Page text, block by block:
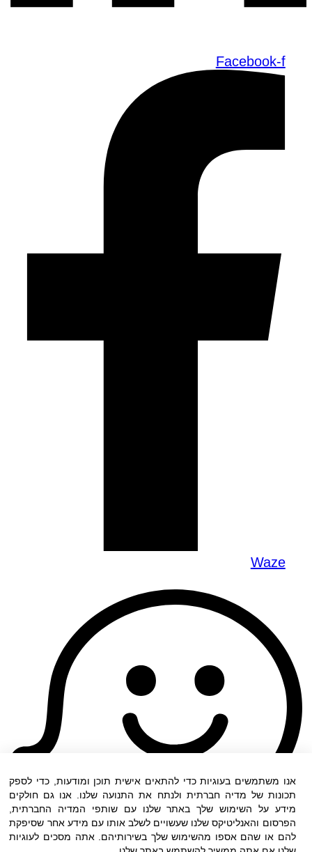
Facebook-f
Waze
אנו משתמשים בעוגיות כדי להתאים אישית תוכן ומודעות, כדי לספק
תכונות של מדיה חברתית ולנתח את התנועה שלנו. אנו גם חולקים
מידע על השימוש שלך באתר שלנו עם שותפי המדיה החברתית,
הפרסום והאנליטיקס שלנו שעשויים לשלב אותו עם מידע אחר שסיפקת
להם או שהם אספו מהשימוש שלך בשירותיהם. אתה מסכים לעוגיות